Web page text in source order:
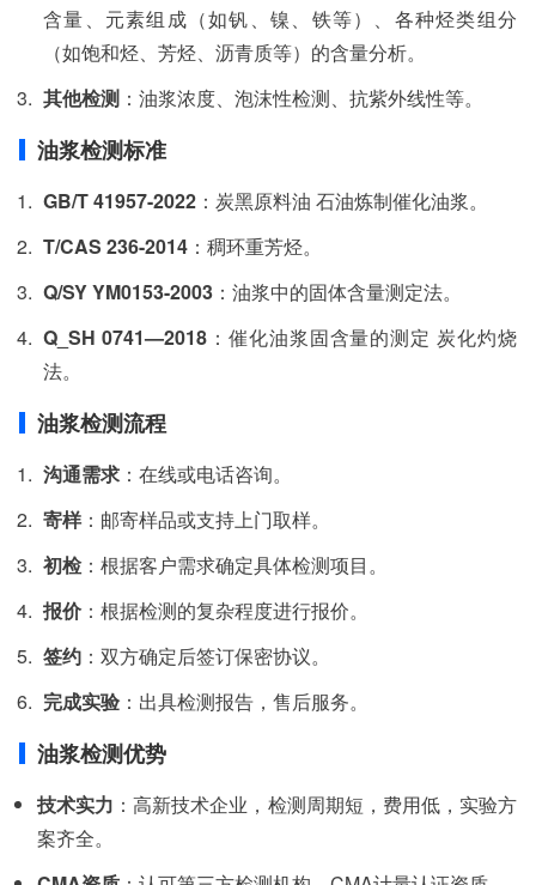
含量、元素组成（如钒、镍、铁等）、各种烃类组分
（如饱和烃、芳烃、沥青质等）的含量分析。
其他检测 ：油浆浓度、泡沫性检测、抗紫外线性等。
油浆检测标准
GB/T 41957-2022 ：炭黑原料油 石油炼制催化油浆。
T/CAS 236-2014 ：稠环重芳烃。
Q/SY YM0153-2003 ：油浆中的固体含量测定法。
Q_SH 0741—2018：催化油浆固含量的测定 炭化灼烧
法。
油浆检测流程
沟通需求 ：在线或电话咨询。
寄样：邮寄样品或支持上门取样。
初检：根据客户需求确定具体检测项目。
报价：根据检测的复杂程度进行报价。
签约 ：双方确定后签订保密协议。
完成实验 ：出具检测报告，售后服务。
油浆检测优势
技术实力 ：高新技术企业，检测周期短，费用低，实验方
案齐全。